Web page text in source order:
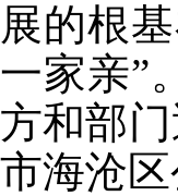
展的根
一家亲”
方和部
市海沧